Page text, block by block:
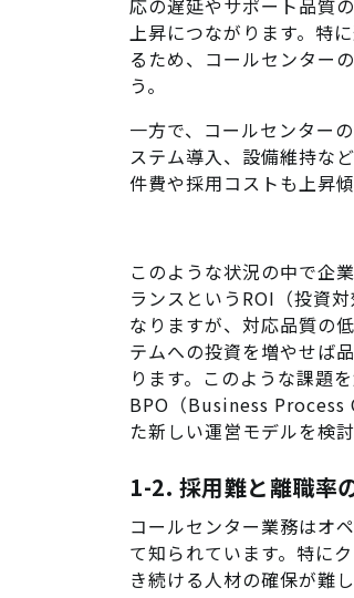
応の遅延やサポート品質
上昇につながります。特
るため、コールセンター
う。
一方で、コールセンター
ステム導入、設備維持な
件費や採用コストも上昇
このような状況の中で企
ランスというROI（投資
なりますが、対応品質の
テムへの投資を増やせば
ります。このような課題
BPO（Business
た新しい運営モデルを検
1-2. 採用難と離職率
コールセンター業務はオ
て知られています。特に
き続ける人材の確保が難